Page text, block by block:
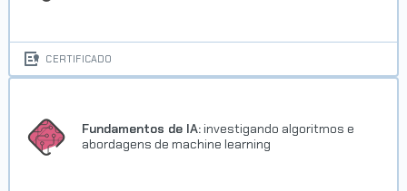
CERTIFICADO
Fundamentos de IA: investigando algoritmos e
abordagens de machine learning